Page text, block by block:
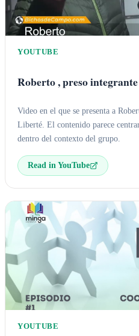
YOUTUBE
Roberto , preso
Video en el que se presenta a
Liberté. El contenido parece
dentro del contexto del grupo.
Read in YouTube
YOUTUBE